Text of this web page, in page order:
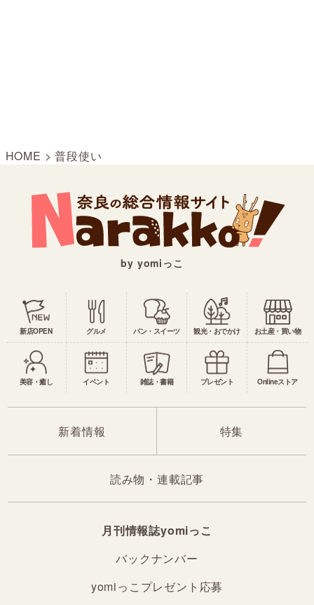
HOME >普段使い
by yomiっこ
新店OPEN グルメ パン・スイーツ 観光・おでかけ お土産・買い物
美容・癒し イベント 雑誌・書籍 プレゼント Onlineストア
新着情報 特集
読み物・連載記事
月刊情報誌yomiっこ
バックナンバー
yomiっこプレゼント応募